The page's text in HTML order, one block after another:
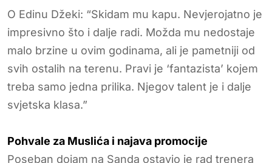
O Edinu Džeki: “Skidam mu kapu. Nevjerojatno je
impresivno što i dalje radi. Možda mu nedostaje
malo brzine u ovim godinama, ali je pametniji od
svih ostalih na terenu. Pravi je ‘fantazista’ kojem
treba samo jedna prilika. Njegov talent je i dalje
svjetska klasa.”
Pohvale za Muslića i najava promocije
Poseban dojam na Sanda ostavio je rad trenera